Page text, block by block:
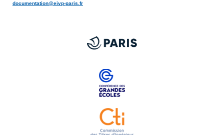
documentation@eivp-paris.fr